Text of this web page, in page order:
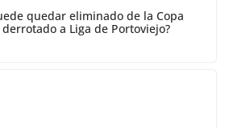
quedar eliminado de la Copa
a Liga de Portoviejo?